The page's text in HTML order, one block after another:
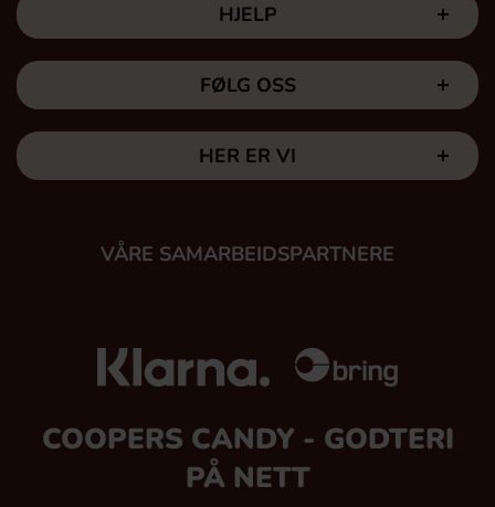
HJELP
FØLG OSS
HER ER VI
VÅRE SAMARBEIDSPARTNERE
COOPERS CANDY - GODTERI
PÅ NETT